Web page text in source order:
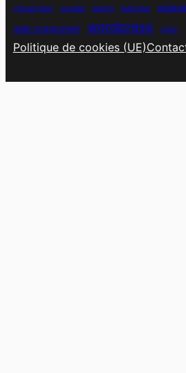
virtual host vscode watch watchos
web component wordpress yoga
Politique de cookies (UE)